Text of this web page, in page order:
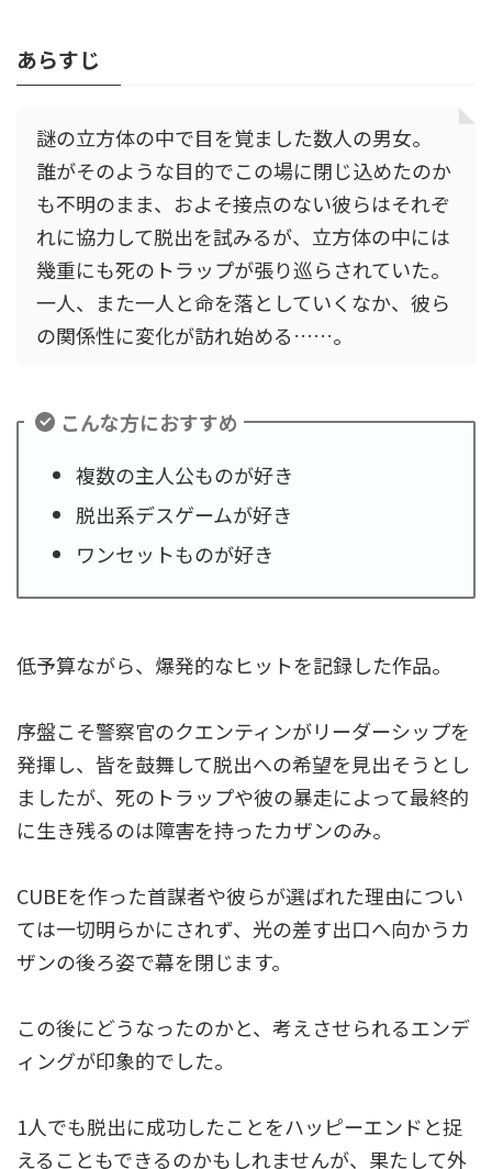
あらすじ
謎の立方体の中で目を覚ました数人の男女。
誰がそのような目的でこの場に閉じ込めたのか
も不明のまま、およそ接点のない彼らはそれぞ
れに協力して脱出を試みるが、立方体の中には
幾重にも死のトラップが張り巡らされていた。
一人、また一人と命を落としていくなか、彼ら
の関係性に変化が訪れ始める……。
こんな方におすすめ
複数の主人公ものが好き
脱出系デスゲームが好き
ワンセットものが好き
低予算ながら、爆発的なヒットを記録した作品。
序盤こそ警察官のクエンティンがリーダーシップを
発揮し、皆を鼓舞して脱出への希望を見出そうとし
ましたが、死のトラップや彼の暴走によって最終的
に生き残るのは障害を持ったカザンのみ。
CUBEを作った首謀者や彼らが選ばれた理由につい
ては一切明らかにされず、光の差す出口へ向かうカ
ザンの後ろ姿で幕を閉じます。
この後にどうなったのかと、考えさせられるエンデ
ィングが印象的でした。
1人でも脱出に成功したことをハッピーエンドと捉
えることもできるのかもしれませんが、果たして外